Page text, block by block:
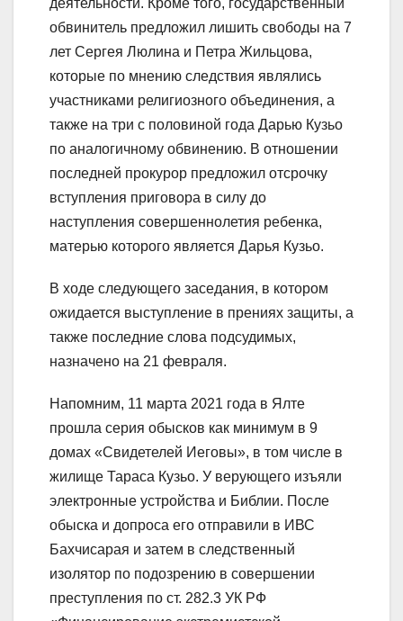
обвинитель предложил лишить свободы на 7
лет Сергея Люлина и Петра Жильцова,
которые по мнению следствия являлись
участниками религиозного объединения, а
также на три с половиной года Дарью Кузьо
по аналогичному обвинению. В отношении
последней прокурор предложил отсрочку
вступления приговора в силу до
наступления совершеннолетия ребенка,
матерью которого является Дарья Кузьо.
В ходе следующего заседания, в котором
ожидается выступление в прениях защиты, а
также последние слова подсудимых,
назначено на 21 февраля.
Напомним, 11 марта 2021 года в Ялте
прошла серия обысков как минимум в 9
домах «Свидетелей Иеговы», в том числе в
жилище Тараса Кузьо. У верующего изъяли
электронные устройства и Библии. После
обыска и допроса его отправили в ИВС
Бахчисарая и затем в следственный
изолятор по подозрению в совершении
преступления по ст. 282.3 УК РФ